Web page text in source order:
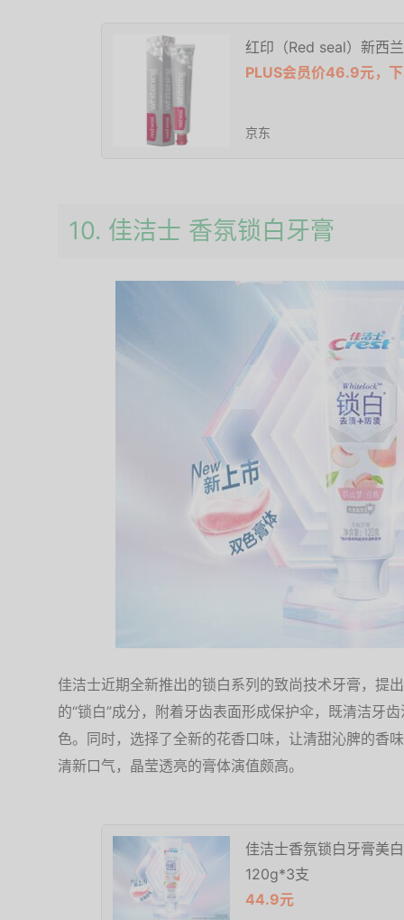
红印（Red seal）新西
PLUS会员价46.9元，
京东
10. 佳洁士 香氛锁白牙膏
佳洁士近期全新推出的锁白系列的致尚技术牙膏，提
的“锁白”成分，附着牙齿表面形成保护伞，既清洁牙
色。同时，选择了全新的花香口味，让清甜沁脾的香
清新口气，晶莹透亮的膏体演值颇高。
佳洁士香氛锁白牙膏美
120g*3支
44.9元